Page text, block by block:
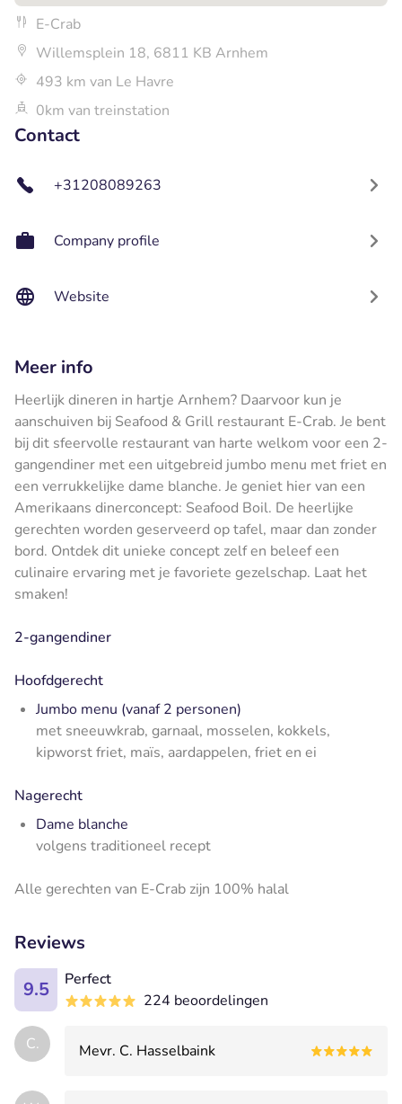
E-Crab
Willemsplein 18, 6811 KB Arnhem
493 km van Le Havre
0km van treinstation
Contact
+31208089263
Company profile
Website
Meer info
Heerlijk dineren in hartje Arnhem? Daarvoor kun je
aanschuiven bij Seafood & Grill restaurant E-Crab. Je bent
bij dit sfeervolle restaurant van harte welkom voor een 2-
gangendiner met een uitgebreid jumbo menu met friet en
een verrukkelijke dame blanche. Je geniet hier van een
Amerikaans dinerconcept: Seafood Boil. De heerlijke
gerechten worden geserveerd op tafel, maar dan zonder
bord. Ontdek dit unieke concept zelf en beleef een
culinaire ervaring met je favoriete gezelschap. Laat het
smaken!
2-gangendiner
Hoofdgerecht
Jumbo menu (vanaf 2 personen)
met sneeuwkrab, garnaal, mosselen, kokkels,
kipworst friet, maïs, aardappelen, friet en ei
Nagerecht
Dame blanche
volgens traditioneel recept
Alle gerechten van E-Crab zijn 100% halal
Reviews
9.5
Perfect
224 beoordelingen
C. Mevr. C. Hasselbaink